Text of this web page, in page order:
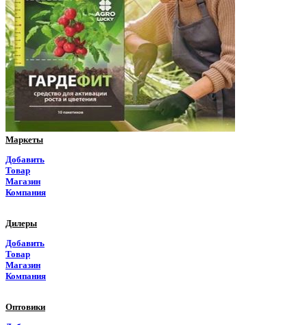
Пензенская область
Пермский край
Приморский край
Псковская область
Ростовская область
Маркеты
Добавить
Товар
Магазин
Компания
Дилеры
Добавить
Товар
Магазин
Компания
Оптовики